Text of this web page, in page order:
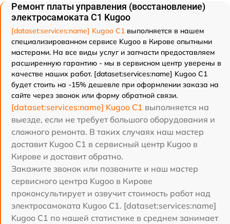
Ремонт платы управления (восстановление)
электросамоката C1 Kugoo
[dataset:services:name] Kugoo C1 выполняется в нашем
специализированном сервисе Kugoo в Кирове опытными
мастерами. На все виды услуг и запчасти предоставляем
расширенную гарантию - мы в сервисном центр уверены в
качестве наших работ. [dataset:services:name] Kugoo C1
будет стоить на -15% дешевле при оформлении заказа на
сайте через звонок или форму обратной связи.
[dataset:services:name] Kugoo C1 выполняется на
выезде, если не требует большого оборудования и
сложного ремонта. В таких случаях наш мастер
доставит Kugoo C1 в сервисный центр Kugoo в
Кирове и доставит обратно.
Закажите звонок или позвоните и наш мастер
сервисного центра Kugoo в Кирове
проконсультирует и озвучит стоимость работ над
электросамоката Kugoo C1. [dataset:services:name]
Kugoo C1 по нашей статистике в среднем занимает